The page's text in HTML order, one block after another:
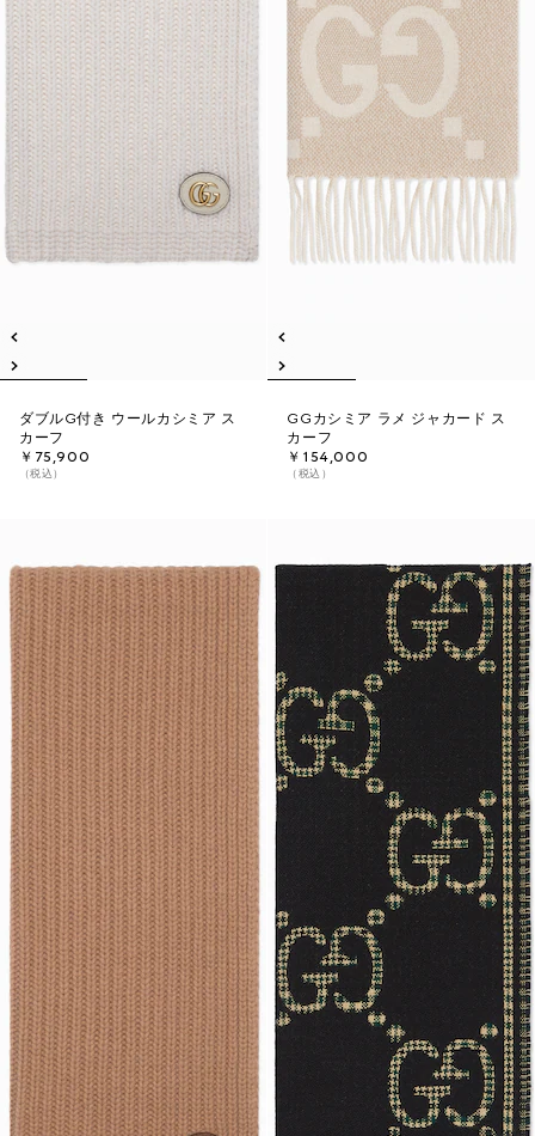
ダブルG付き ウールカシミア ス
カーフ
￥75,900
（税込）
GGカシミア ラメ ジャカード ス
カーフ
￥154,000
（税込）